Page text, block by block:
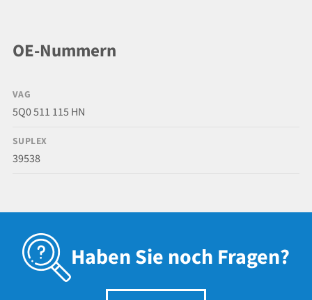
OE-Nummern
VAG
5Q0 511 115 HN
SUPLEX
39538
Haben Sie noch Fragen?